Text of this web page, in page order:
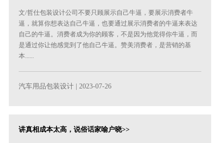
文/哲仕包装设计公司不要只顾展示自己牛逼，要展示消费者牛
逼，就算你想表达自己牛逼，也要通过展示消费者的牛逼来表达
自己的牛逼。消费者成为你的顾客，不是因为他觉得你牛逼，而
是通过你让他感觉到了他自己牛逼。赞美消费者，是营销的基
本......
汽车用品包装设计 | 2023-07-26
讲真相成本太高，说俗话家喻户晓>>